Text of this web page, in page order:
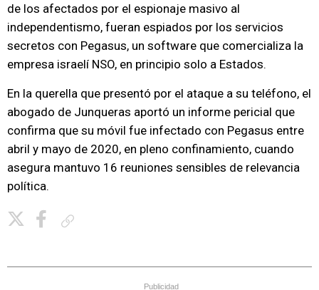
de los afectados por el espionaje masivo al
independentismo, fueran espiados por los servicios
secretos con Pegasus, un software que comercializa la
empresa israelí NSO, en principio solo a Estados.
En la querella que presentó por el ataque a su teléfono, el
abogado de Junqueras aportó un informe pericial que
confirma que su móvil fue infectado con Pegasus entre
abril y mayo de 2020, en pleno confinamiento, cuando
asegura mantuvo 16 reuniones sensibles de relevancia
política.
Publicidad